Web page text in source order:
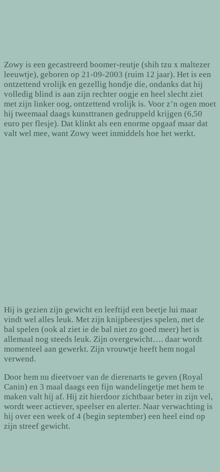
Zowy is een gecastreerd boomer-reutje (shih tzu x maltezer
leeuwtje), geboren op 21-09-2003 (ruim 12 jaar). Het is een
ontzettend vrolijk en gezellig hondje die, ondanks dat hij
volledig blind is aan zijn rechter oogje en heel slecht ziet
met zijn linker oog, ontzettend vrolijk is. Voor z’n ogen moet
hij tweemaal daags kunsttranen gedruppeld krijgen (6,50
euro per flesje). Dat klinkt als een enorme opgaaf maar dat
valt wel mee, want Zowy weet inmiddels hoe het werkt.
Hij is gezien zijn gewicht en leeftijd een beetje lui maar
vindt wel alles leuk. Met zijn knijpbeestjes spelen, met de
bal spelen (ook al ziet ie de bal niet zo goed meer) het is
allemaal nog steeds leuk. Zijn overgewicht…. daar wordt
momenteel aan gewerkt. Zijn vrouwtje heeft hem nogal
verwend.
Door hem nu dieetvoer van de dierenarts te geven (Royal
Canin) en 3 maal daags een fijn wandelingetje met hem te
maken valt hij af. Hij zit hierdoor zichtbaar beter in zijn vel,
wordt weer actiever, speelser en alerter. Naar verwachting is
hij over een week of 4 (begin september) een heel eind op
zijn streef gewicht.